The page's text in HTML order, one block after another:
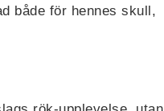
både för hennes skull,